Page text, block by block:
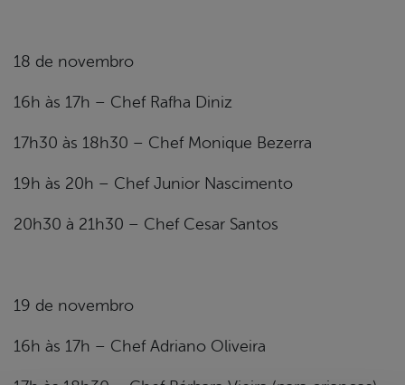
18 de novembro
16h às 17h – Chef Rafha Diniz
17h30 às 18h30 – Chef Monique Bezerra
19h às 20h – Chef Junior Nascimento
20h30 à 21h30 – Chef Cesar Santos
19 de novembro
16h às 17h – Chef Adriano Oliveira